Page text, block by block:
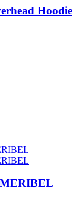
Hoodie